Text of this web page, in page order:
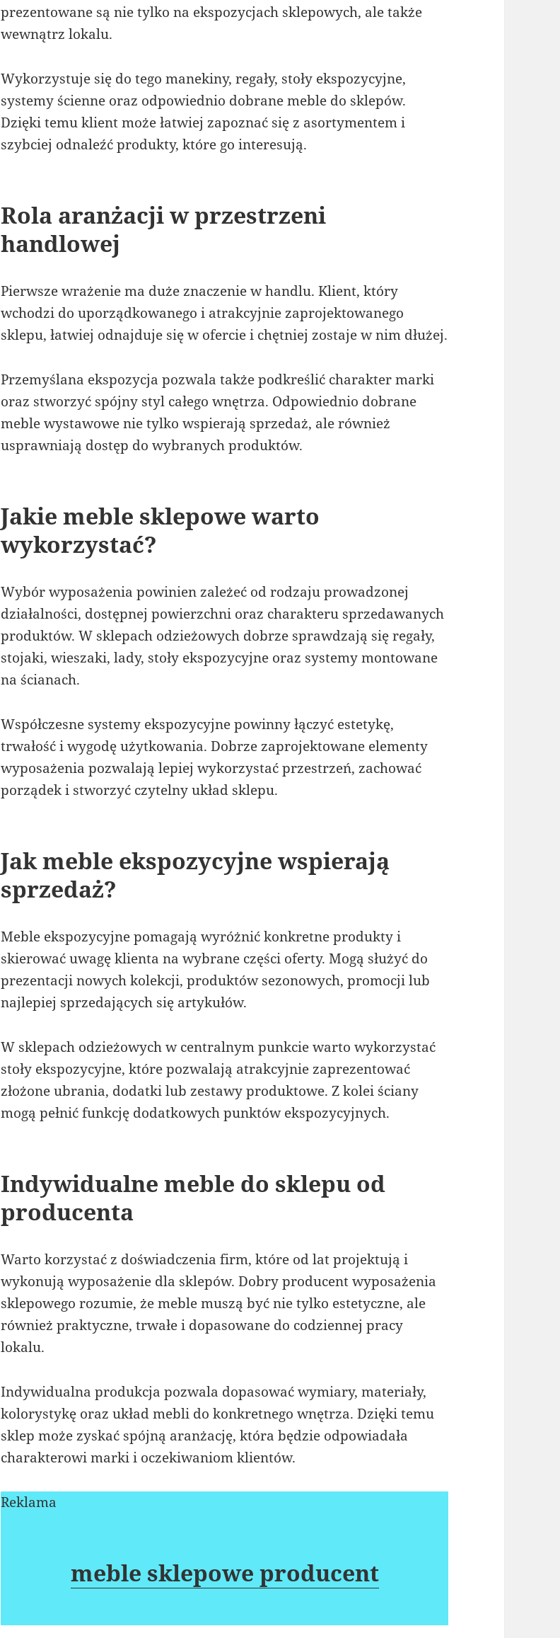
prezentowane są nie tylko na ekspozycjach sklepowych, ale także
wewnątrz lokalu.
Wykorzystuje się do tego manekiny, regały, stoły ekspozycyjne,
systemy ścienne oraz odpowiednio dobrane meble do sklepów.
Dzięki temu klient może łatwiej zapoznać się z asortymentem i
szybciej odnaleźć produkty, które go interesują.
Rola aranżacji w przestrzeni
handlowej
Pierwsze wrażenie ma duże znaczenie w handlu. Klient, który
wchodzi do uporządkowanego i atrakcyjnie zaprojektowanego
sklepu, łatwiej odnajduje się w ofercie i chętniej zostaje w nim dłużej.
Przemyślana ekspozycja pozwala także podkreślić charakter marki
oraz stworzyć spójny styl całego wnętrza. Odpowiednio dobrane
meble wystawowe nie tylko wspierają sprzedaż, ale również
usprawniają dostęp do wybranych produktów.
Jakie meble sklepowe warto
wykorzystać?
Wybór wyposażenia powinien zależeć od rodzaju prowadzonej
działalności, dostępnej powierzchni oraz charakteru sprzedawanych
produktów. W sklepach odzieżowych dobrze sprawdzają się regały,
stojaki, wieszaki, lady, stoły ekspozycyjne oraz systemy montowane
na ścianach.
Współczesne systemy ekspozycyjne powinny łączyć estetykę,
trwałość i wygodę użytkowania. Dobrze zaprojektowane elementy
wyposażenia pozwalają lepiej wykorzystać przestrzeń, zachować
porządek i stworzyć czytelny układ sklepu.
Jak meble ekspozycyjne wspierają
sprzedaż?
Meble ekspozycyjne pomagają wyróżnić konkretne produkty i
skierować uwagę klienta na wybrane części oferty. Mogą służyć do
prezentacji nowych kolekcji, produktów sezonowych, promocji lub
najlepiej sprzedających się artykułów.
W sklepach odzieżowych w centralnym punkcie warto wykorzystać
stoły ekspozycyjne, które pozwalają atrakcyjnie zaprezentować
złożone ubrania, dodatki lub zestawy produktowe. Z kolei ściany
mogą pełnić funkcję dodatkowych punktów ekspozycyjnych.
Indywidualne meble do sklepu od
producenta
Warto korzystać z doświadczenia firm, które od lat projektują i
wykonują wyposażenie dla sklepów. Dobry producent wyposażenia
sklepowego rozumie, że meble muszą być nie tylko estetyczne, ale
również praktyczne, trwałe i dopasowane do codziennej pracy
lokalu.
Indywidualna produkcja pozwala dopasować wymiary, materiały,
kolorystykę oraz układ mebli do konkretnego wnętrza. Dzięki temu
sklep może zyskać spójną aranżację, która będzie odpowiadała
charakterowi marki i oczekiwaniom klientów.
Reklama
meble sklepowe producent